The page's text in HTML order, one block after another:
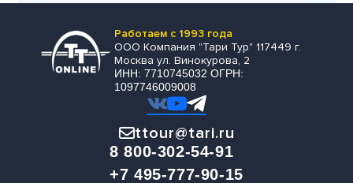
Работаем с 1993 года
ООО Компания "Тари Тур" 117449 г.
Москва ул. Винокурова, 2
ИНН: 7710745032 ОГРН:
1097746009008
ttour@tari.ru
8 800-302-54-91
+7 495-777-90-15